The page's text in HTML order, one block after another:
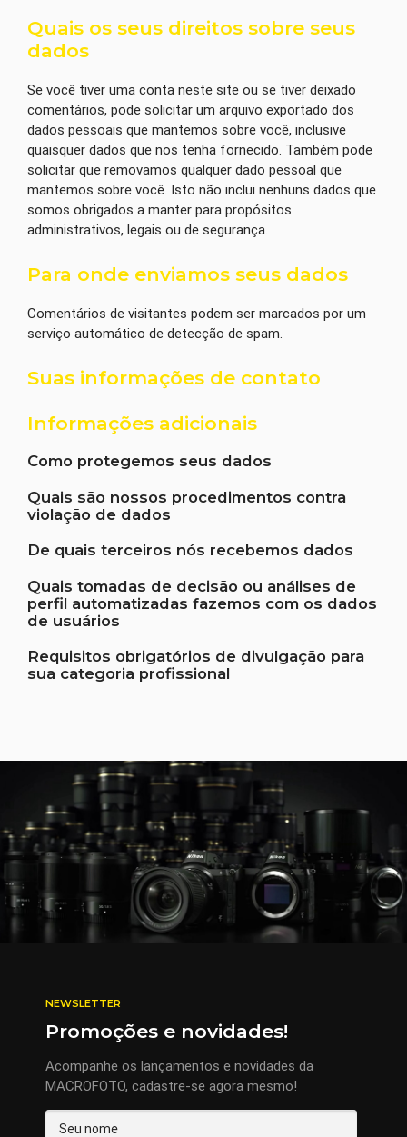
Quais os seus direitos sobre seus
dados
Se você tiver uma conta neste site ou se tiver deixado
comentários, pode solicitar um arquivo exportado dos
dados pessoais que mantemos sobre você, inclusive
quaisquer dados que nos tenha fornecido. Também pode
solicitar que removamos qualquer dado pessoal que
mantemos sobre você. Isto não inclui nenhuns dados que
somos obrigados a manter para propósitos
administrativos, legais ou de segurança.
Para onde enviamos seus dados
Comentários de visitantes podem ser marcados por um
serviço automático de detecção de spam.
Suas informações de contato
Informações adicionais
Como protegemos seus dados
Quais são nossos procedimentos contra
violação de dados
De quais terceiros nós recebemos dados
Quais tomadas de decisão ou análises de
perfil automatizadas fazemos com os dados
de usuários
Requisitos obrigatórios de divulgação para
sua categoria profissional
NEWSLETTER
Promoções e novidades!
Acompanhe os lançamentos e novidades da
MACROFOTO, cadastre-se agora mesmo!